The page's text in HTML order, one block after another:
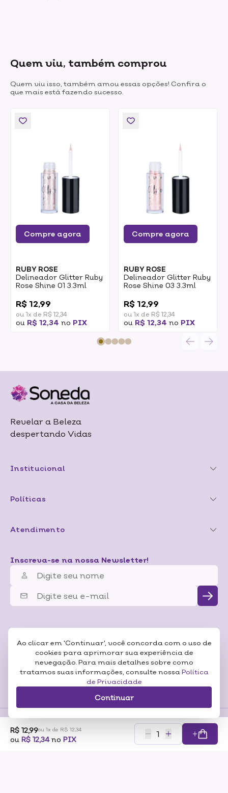
Ao clicar em 'Continuar', você concorda com o uso de
cookies para aprimorar sua experiência de
nevegação. Para mais detalhes sobre como
tratamos suas informações, consulte nossa Política
de Privacidade
Continuar
R$ 12,99ou 1x de R$ 12,34
ou R$ 12,34no PIX
Quem viu, também comprou
Quem viu isso, também amou essas opções! Confira o
que mais está fazendo sucesso.
Compre agora
RUBY ROSE
Delineador Glitter Ruby
Rose Shine 01 3.3ml
R$ 12,99
ou 1x de R$ 12,34
ou R$ 12,34 no PIX
Compre agora
RUBY ROSE
Delineador Glitter Ruby
Rose Shine 03 3.3ml
R$ 12,99
ou 1x de R$ 12,34
ou R$ 12,34 no PIX
Revelar a Beleza
despertando Vidas
Institucional
Políticas
Atendimento
Inscreva-se na nossa Newsletter!
Certificados